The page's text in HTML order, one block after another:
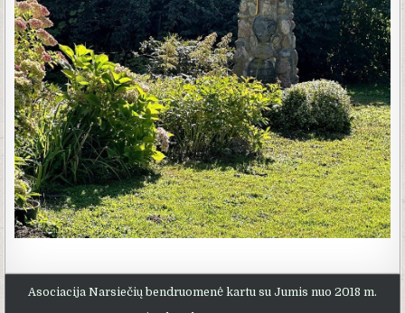
Asociacija Narsiečių bendruomenė kartu su Jumis nuo 2018 m.